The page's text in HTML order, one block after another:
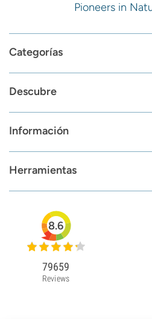
Pioneers in
Categorías
Descubre
Información
Herramientas
8.6
79659
Reviews